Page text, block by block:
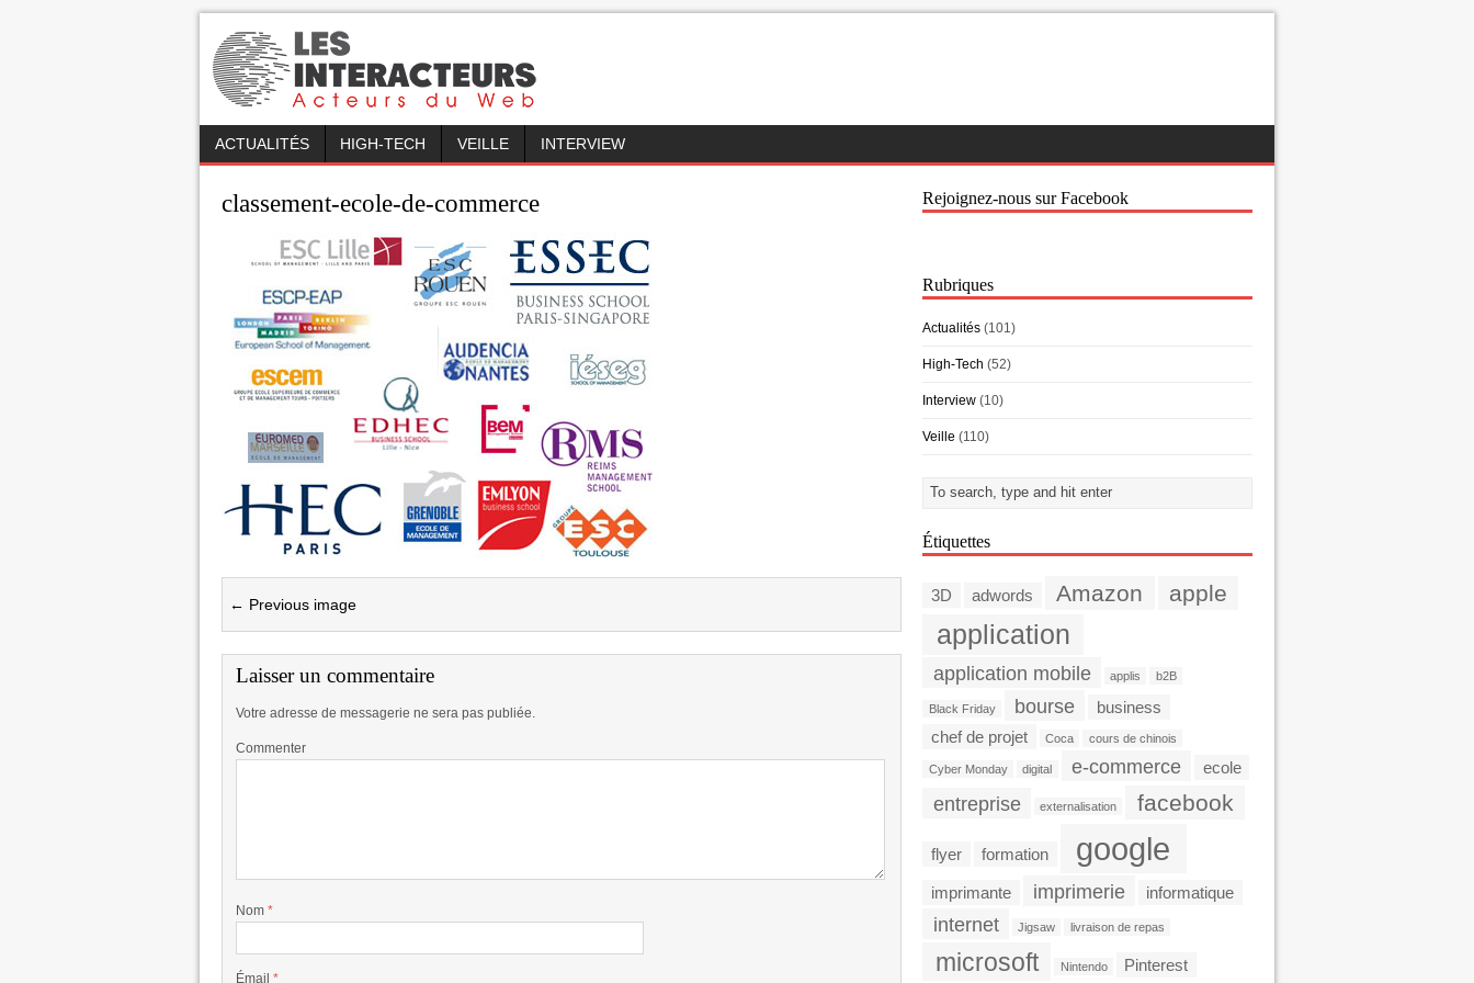
ACTUALITÉS HIGH-TECH VEILLE INTERVIEW
classement-ecole-de-commerce
← Previous image
Laisser un commentaire
Votre adresse de messagerie ne sera pas publiée.
Commenter
Nom *
Émail *
Rejoignez-nous sur Facebook
Rubriques
Actualités (101)
High-Tech (52)
Interview (10)
Veille (110)
Étiquettes
3D adwords Amazon apple
application
application mobile applis b2B
Black Friday bourse
business
chef de projet
Coca cours de chinois
Cyber Monday digital e-commerce ecole
entreprise externalisation facebook
flyer formation google
imprimante imprimerie informatique
internet Jigsaw livraison de repas
microsoft Nintendo Pinterest